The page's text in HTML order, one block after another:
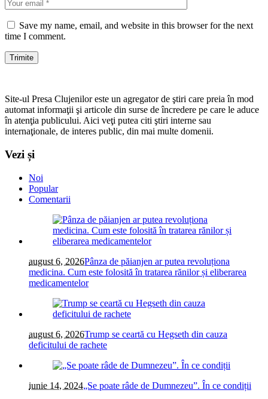
Save my name, email, and website in this browser for the next
time I comment.
Site-ul Presa Clujenilor este un agregator de ştiri care preia în mod
automat informaţii şi articole din surse de încredere pe care le aduce
în atenţia publicului. Aici veţi putea citi ştiri interne sau
internaţionale, de interes public, din mai multe domenii.
Vezi și
Noi
Popular
Comentarii
august 6, 2026Pânza de păianjen ar putea revoluționa
medicina. Cum este folosită în tratarea rănilor și eliberarea
medicamentelor
august 6, 2026Trump se ceartă cu Hegseth din cauza
deficitului de rachete
iunie 14, 2024„Se poate râde de Dumnezeu”. În ce condiții